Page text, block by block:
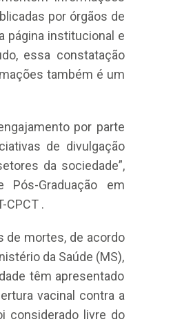
por órgãos de
página institucional e
essa constatação
também é um
por parte
de divulgação
da sociedade”,
Pós-Graduação em
CPCT .
de mortes, de acordo
da Saúde (MS),
têm apresentado
vacinal contra a
considerado livre do